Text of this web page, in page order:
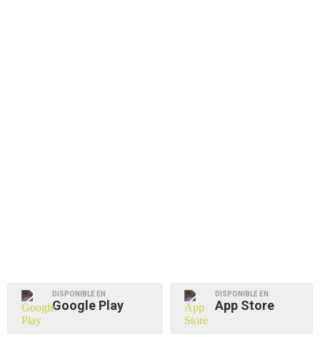
DISPONIBLE EN
Google Play
DISPONIBLE EN
App Store